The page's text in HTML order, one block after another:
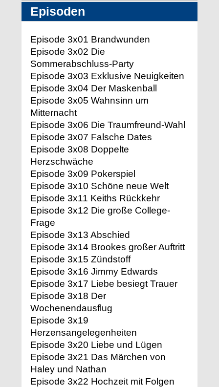
Episoden
Episode 3x01 Brandwunden
Episode 3x02 Die
Sommerabschluss-Party
Episode 3x03 Exklusive Neuigkeiten
Episode 3x04 Der Maskenball
Episode 3x05 Wahnsinn um
Mitternacht
Episode 3x06 Die Traumfreund-Wahl
Episode 3x07 Falsche Dates
Episode 3x08 Doppelte
Herzschwäche
Episode 3x09 Pokerspiel
Episode 3x10 Schöne neue Welt
Episode 3x11 Keiths Rückkehr
Episode 3x12 Die große College-
Frage
Episode 3x13 Abschied
Episode 3x14 Brookes großer Auftritt
Episode 3x15 Zündstoff
Episode 3x16 Jimmy Edwards
Episode 3x17 Liebe besiegt Trauer
Episode 3x18 Der
Wochenendausflug
Episode 3x19
Herzensangelegenheiten
Episode 3x20 Liebe und Lügen
Episode 3x21 Das Märchen von
Haley und Nathan
Episode 3x22 Hochzeit mit Folgen